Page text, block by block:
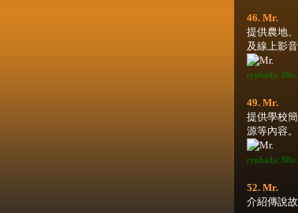
46. Mr.
提供農地
及線上影
49. Mr.
提供學校
源等內容
52. Mr.
介紹傳說